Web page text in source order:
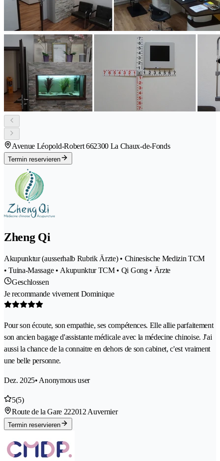
Avenue Léopold-Robert 662300 La Chaux-de-Fonds
Termin reservieren
Zheng Qi
Akupunktur (ausserhalb Rubrik Ärzte) • Chinesische Medizin TCM
• Tuina-Massage • Akupunktur TCM • Qi Gong • Ärzte
Geschlossen
Je recommande vivement Dominique
Pour son écoute, son empathie, ses compétences. Elle allie parfaitement
son ancien bagage d'assistante médicale avec la médecine chinoise. J'ai
aussi la chance de la connaitre en dehors de son cabinet, c'est vraiment
une belle personne.
Dez. 2025• Anonymous user
5(5)
Route de la Gare 222012 Auvernier
Termin reservieren